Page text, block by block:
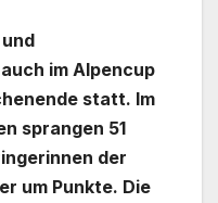
im Alpencup
statt. Im
sprangen 51
der
um Punkte. Die